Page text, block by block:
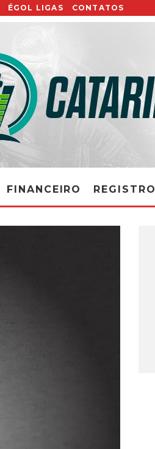
ÉGOL LIGAS CONTATOS
FINANCEIRO REGISTRO